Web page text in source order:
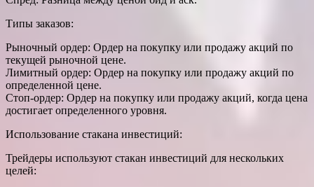
Типы заказов:
Рыночный ордер: Ордер на покупку или продажу акций по
текущей рыночной цене.
Лимитный ордер: Ордер на покупку или продажу акций по
определенной цене.
Стоп-ордер: Ордер на покупку или продажу акций, когда цена
достигает определенного уровня.
Использование стакана инвестиций:
Трейдеры используют стакан инвестиций для нескольких
целей: